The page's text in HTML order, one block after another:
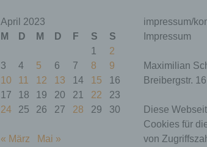
April 2023
M
D M D F S
S
1
2
3
4 5 6 7 8
9
10
11 12 13 14 15
16
17
18 19 20 21 22
23
24
25 26 27 28 29 30
« März Mai »
impressum/
Impressum
Maximilian
Breibergstr.
Diese
Cookies für
von
Speicherdauer: Bis zum
Ende der Browsersitzung
(wird beim Schließen Ihres
Internet-Browsers gelöscht).
Dieses Cookie speichert
Ihre aktuelle Sitzung mit
Bezug auf PHP-
Anwendungen und
gewährleistet so, dass alle
die auf der PHP-
Session